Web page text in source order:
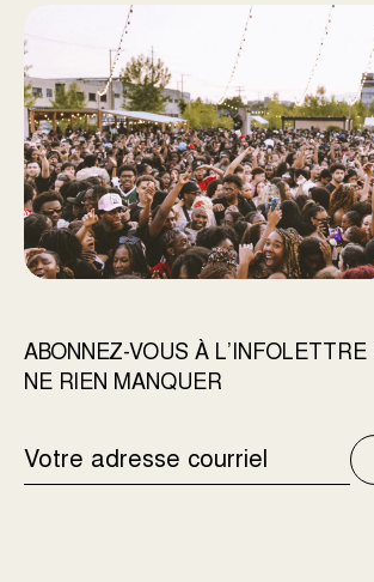
ABONNEZ-VOUS À L’INFOLETTRE
NE RIEN MANQUER
ADRESSE
COURRIEL